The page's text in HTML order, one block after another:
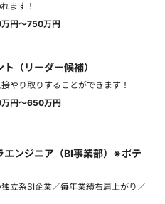
ます！
円～750万円
（リーダー候補）
やり取りすることができます！
円～650万円
エンジニア（BI事業部）※ポテ
立系SI企業／毎年業績右肩上がり／